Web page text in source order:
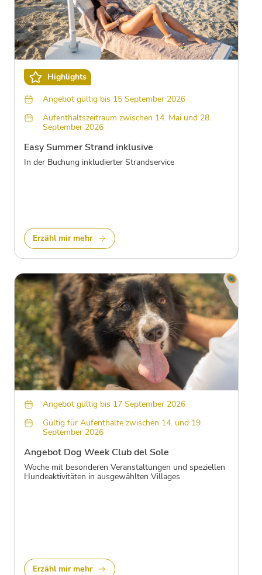
Highlights
Angebot gültig bis 15 September 2026
Aufenthaltszeitraum zwischen 14. Mai und 28.
September 2026
Easy Summer Strand inklusive
In der Buchung inkludierter Strandservice
Erzähl mir mehr
Angebot gültig bis 17 September 2026
Gültig für Aufenthalte zwischen 14. und 19.
September 2026
Angebot Dog Week Club del Sole
Woche mit besonderen Veranstaltungen und speziellen
Hundeaktivitäten in ausgewählten Villages
Erzähl mir mehr